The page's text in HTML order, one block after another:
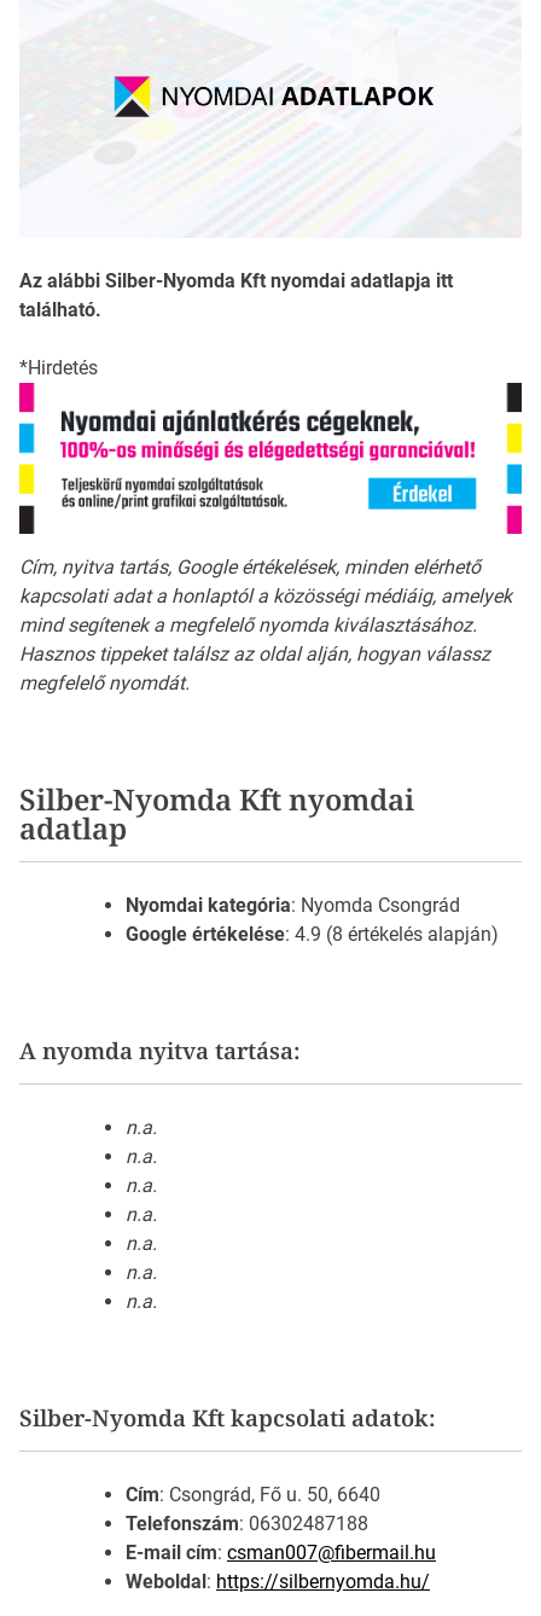
Az alábbi Silber-Nyomda Kft nyomdai adatlapja itt
található.
*Hirdetés
Cím, nyitva tartás, Google értékelések, minden elérhető
kapcsolati adat a honlaptól a közösségi médiáig, amelyek
mind segítenek a megfelelő nyomda kiválasztásához.
Hasznos tippeket találsz az oldal alján, hogyan válassz
megfelelő nyomdát.
Silber-Nyomda Kft nyomdai
adatlap
Nyomdai kategória: Nyomda Csongrád
Google értékelése: 4.9 (8 értékelés alapján)
A nyomda nyitva tartása:
n.a.
n.a.
n.a.
n.a.
n.a.
n.a.
n.a.
Silber-Nyomda Kft kapcsolati adatok:
Cím: Csongrád, Fő u. 50, 6640
Telefonszám: 06302487188
E-mail cím: csman007@fibermail.hu
Weboldal : https://silbernyomda.hu/